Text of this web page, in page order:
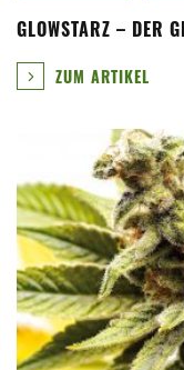
GLOWSTARZ – DER
ZUM ARTIKEL